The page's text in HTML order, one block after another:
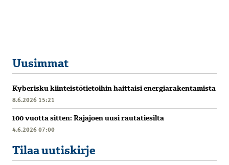
Uusimmat
Kyberisku kiinteistötietoihin haittaisi energiarakentamista
8.6.2026 15:21
100 vuotta sitten: Rajajoen uusi rautatiesilta
4.6.2026 07:00
Tilaa uutiskirje